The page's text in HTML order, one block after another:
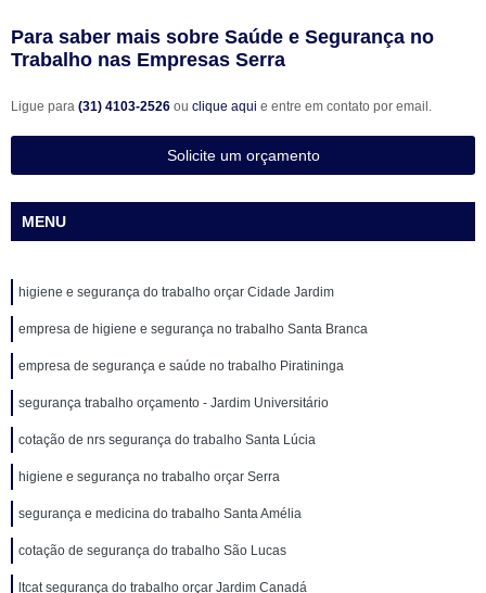
Para saber mais sobre Saúde e Segurança no
Trabalho nas Empresas Serra
Ligue para (31) 4103-2526 ou clique aqui e entre em contato por email.
Solicite um orçamento
MENU
higiene e segurança do trabalho orçar Cidade Jardim
empresa de higiene e segurança no trabalho Santa Branca
empresa de segurança e saúde no trabalho Piratininga
segurança trabalho orçamento - Jardim Universitário
cotação de nrs segurança do trabalho Santa Lúcia
higiene e segurança no trabalho orçar Serra
segurança e medicina do trabalho Santa Amélia
cotação de segurança do trabalho São Lucas
ltcat segurança do trabalho orçar Jardim Canadá